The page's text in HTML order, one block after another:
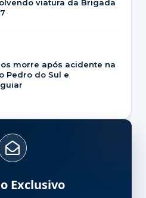
viatura da Brigada
morre após acidente na
Pedro do Sul e
Exclusivo